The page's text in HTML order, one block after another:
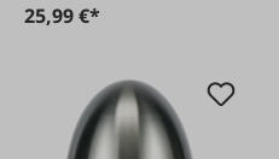
25,99 €*